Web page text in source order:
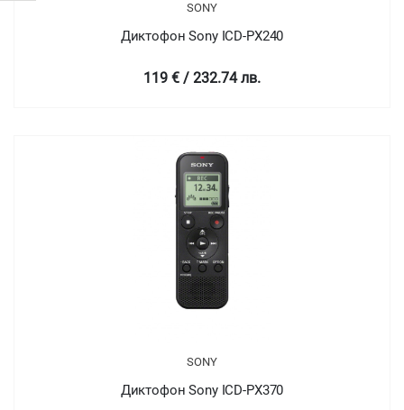
SONY
Диктофон Sony ICD-PX240
119 € / 232.74 лв.
SONY
Диктофон Sony ICD-PX370